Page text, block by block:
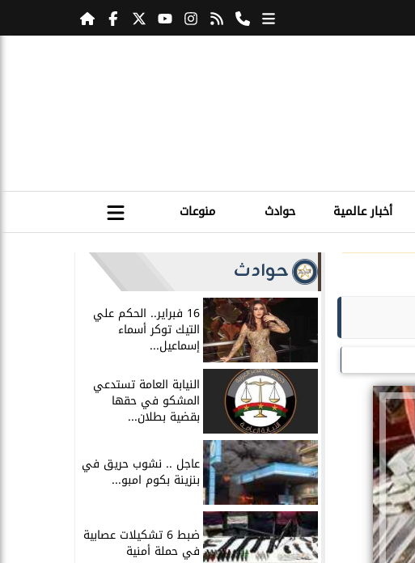
أخبار عالمية حوادث منوعات
حوادث
16 فبراير.. الحكم علي
التيك توكر أسماء
إسماعيل...
النيابة العامة تستدعي
المشكو في حقها
بقضية بطلان...
عاجل .. نشوب حريق في
بنزينة بكوم امبو...
ضبط 6 تشكيلات عصابية
في حملة أمنية